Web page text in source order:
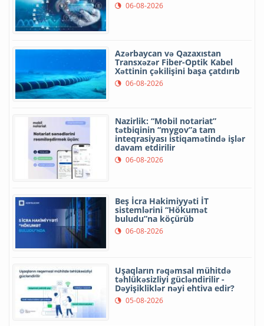
06-08-2026
Azərbaycan və Qazaxıstan
Transxəzər Fiber-Optik Kabel
Xəttinin çəkilişini başa çatdırıb
06-08-2026
Nazirlik: “Mobil notariat”
tətbiqinin “mygov”a tam
inteqrasiyası istiqamətində işlər
davam etdirilir
06-08-2026
Beş İcra Hakimiyyəti İT
sistemlərini “Hökumət
buludu”na köçürüb
06-08-2026
Uşaqların rəqəmsal mühitdə
təhlükəsizliyi gücləndirilir -
Dəyişikliklər nəyi ehtiva edir?
05-08-2026